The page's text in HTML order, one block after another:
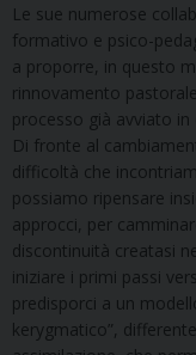
Le sue numerose
formativo e psico-
a proporre, in questo
rinnovamento
processo già avviato in
Di fronte al
difficoltà che
possiamo ripensare
approcci, per
discontinuità creatasi
iniziare i primi passi
predisporci a un
kerygmatico”,